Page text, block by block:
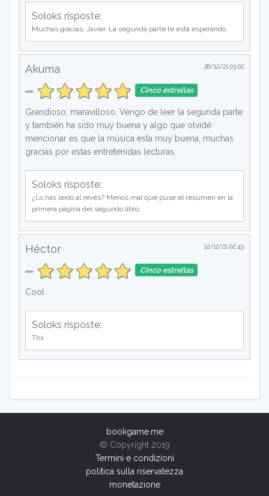
Soloks risposte:
Muchas gracias, Javier. La segunda parte te está esperando.
26/12/21 03:02
Akuma
Cinco estrellas
Grandioso, maravilloso. Vengo de leer la segunda parte
y también ha sido muy buena y algo que olvidé
mencionar es que la música esta muy buena, muchas
gracias por estas entretenidas lecturas.
Soloks risposte:
¿Lo has leído al revés? Menos mal que puse el resumen en la
primera página del segundo libro.
12/12/21 02:43
Héctor
Cinco estrellas
Cool
Soloks risposte:
Thx
bookgame.me
© Copyright 2019
Termini e condizioni
politica sulla riservatezza
monetazione